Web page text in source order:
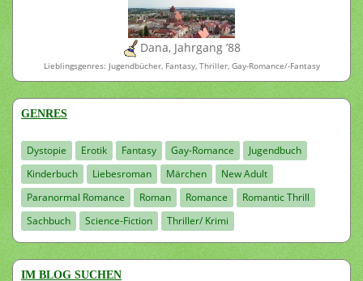
Dana, Jahrgang ’88
Lieblingsgenres: Jugendbücher, Fantasy, Thriller, Gay-Romance/-Fantasy
GENRES
Dystopie Erotik Fantasy Gay-Romance
Jugendbuch
Kinderbuch
Liebesroman Märchen
New Adult
Paranormal Romance
Roman Romance
Romantic Thrill
Sachbuch
Science-Fiction Thriller/ Krimi
IM BLOG SUCHEN